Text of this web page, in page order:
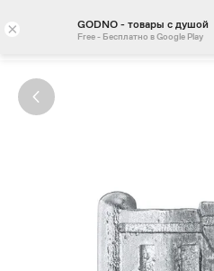
× GODNO - товары с душой
Free - Бесплатно в Google Play